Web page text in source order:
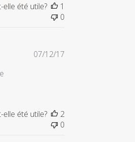
été utile?
1
0
Date
07/12/17
été utile?
2
0